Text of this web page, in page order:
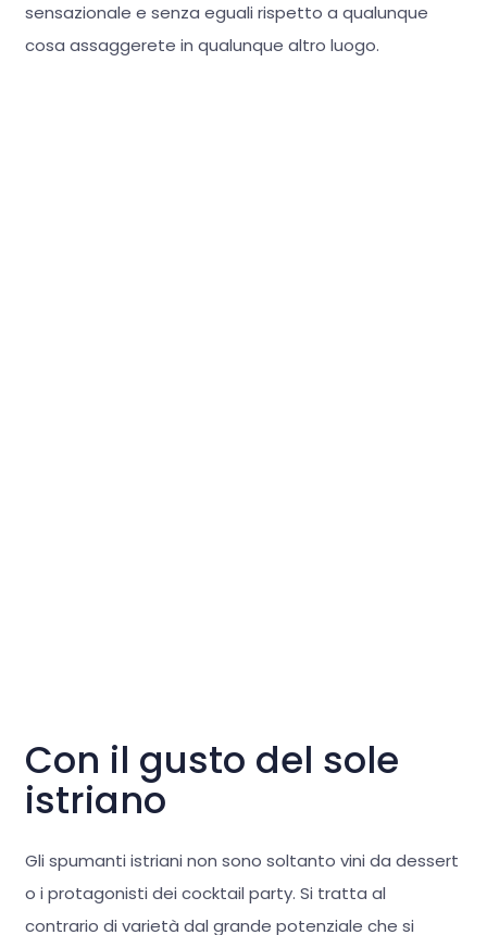
sensazionale e senza eguali rispetto a qualunque
cosa assaggerete in qualunque altro luogo.
Con il gusto del sole
istriano
Gli spumanti istriani non sono soltanto vini da dessert
o i protagonisti dei cocktail party. Si tratta al
contrario di varietà dal grande potenziale che si